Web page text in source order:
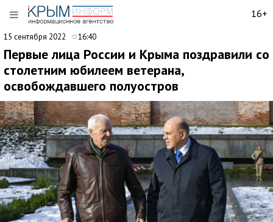
16+
15 сентября 2022 16:40
Первые лица России и Крыма поздравили со
столетним юбилеем ветерана,
освобождавшего полуостров